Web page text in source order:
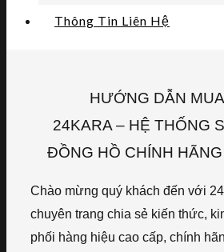
Thông Tin Liên Hệ
HƯỚNG DẪN
24KARA – HỆ THỐNG
ĐỒNG HỒ CHÍNH
Chào mừng quý khách đến với
chuyên trang chia sẻ kiến thức,
phối hàng hiệu cao cấp, chính